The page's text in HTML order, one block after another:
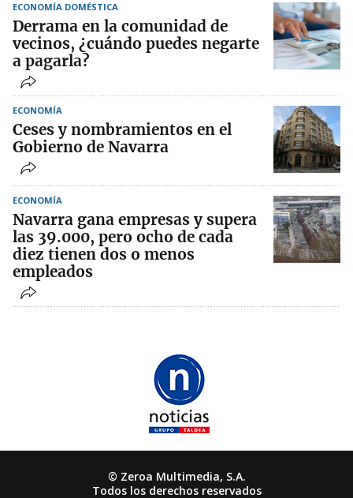
ECONOMÍA DOMÉSTICA
Derrama en la comunidad de
vecinos, ¿cuándo puedes negarte
a pagarla?
ECONOMÍA
Ceses y nombramientos en el
Gobierno de Navarra
ECONOMÍA
Navarra gana empresas y supera
las 39.000, pero ocho de cada
diez tienen dos o menos
empleados
© Zeroa Multimedia, S.A.
Todos los derechos reservados